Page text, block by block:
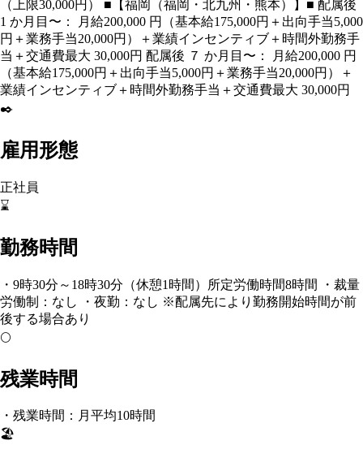
（上限30,000円） ■【福岡（福岡・北九州・熊本）】■ 配属後
1 か月目〜： 月給200,000 円（基本給175,000円＋出向手当5,000
円＋業務手当20,000円）＋業績インセンティブ＋時間外勤務手
当＋交通費最⼤ 30,000円 配属後 ７ か月目〜： 月給200,000 円
（基本給175,000円＋出向手当5,000円＋業務手当20,000円）＋
業績インセンティブ＋時間外勤務手当＋交通費最⼤ 30,000円
✒️
雇用形態
正社員
⌛
勤務時間
・9時30分～18時30分（休憩1時間）所定労働時間8時間 ・裁量
労働制：なし ・夜勤：なし ※配属先により勤務開始時間が前
後する場合あり
🌕
残業時間
・残業時間：月平均10時間
🏖️